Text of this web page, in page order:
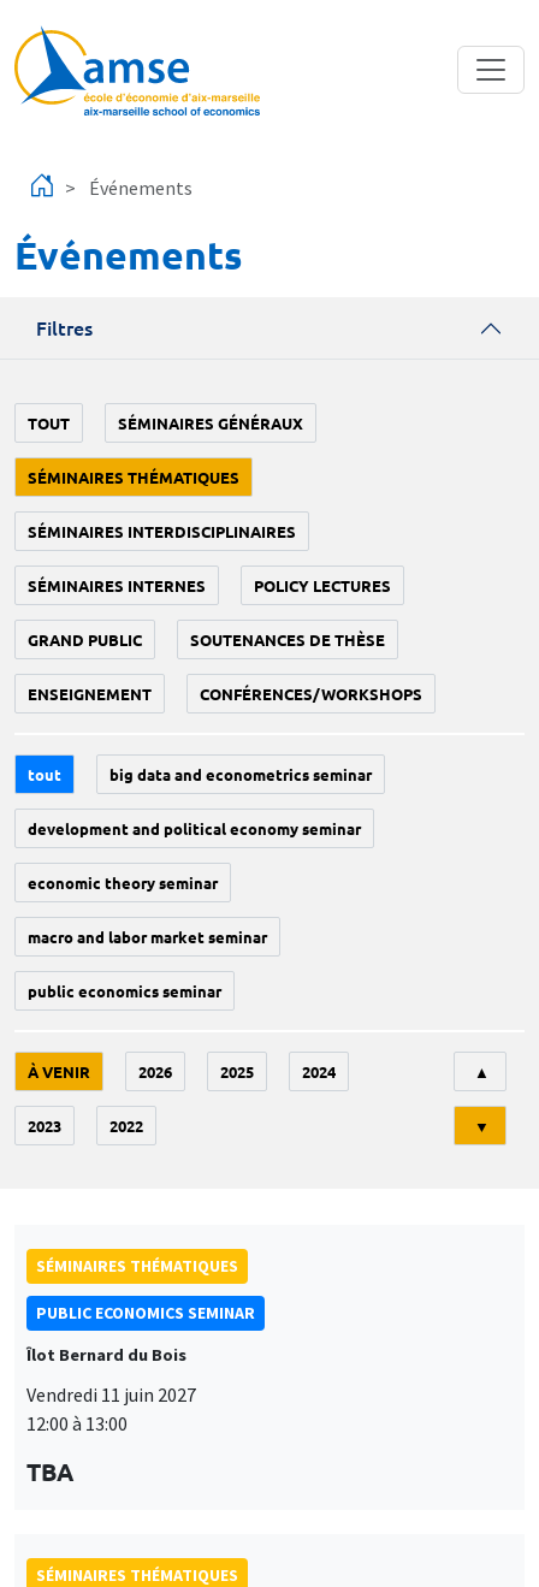
Événements
Événements
Filtres
TOUT SÉMINAIRES GÉNÉRAUX
SÉMINAIRES THÉMATIQUES
SÉMINAIRES INTERDISCIPLINAIRES
SÉMINAIRES INTERNES POLICY LECTURES
GRAND PUBLIC SOUTENANCES DE THÈSE
ENSEIGNEMENT CONFÉRENCES/WORKSHOPS
tout big data and econometrics seminar
development and political economy seminar
economic theory seminar
macro and labor market seminar
public economics seminar
À VENIR 2026 2025 2024
2023 2022
▲
▼
SÉMINAIRES THÉMATIQUES
PUBLIC ECONOMICS SEMINAR
Îlot Bernard du Bois
Vendredi 11 juin 2027
12:00 à 13:00
TBA
SÉMINAIRES THÉMATIQUES